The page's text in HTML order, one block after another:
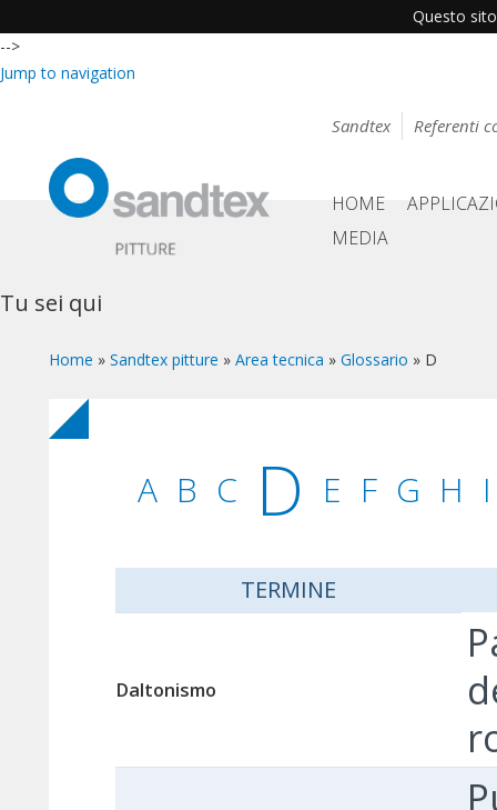
Questo
-->
Jump to navigation
Sandtex Referenti
HOME
MEDIA
Tu sei qui
Home » Sandtex pitture » Area tecnica » Glossario » D
A B C D E F G H I
TERMINE
Daltonismo